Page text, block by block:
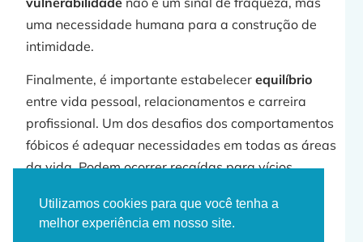
uma necessidade humana para a construção de
intimidade.
Finalmente, é importante estabelecerequilíbrio
entre vida pessoal, relacionamentos e carreira
profissional. Um dos desafios dos comportamentos
fóbicos é adequar necessidades em todas as áreas
da vida. Podem ocorrer recaídas para vícios,
Além de praticar reflexões para não confundir
Utilizamos cookies para que você tenha a
melhor experiência em nosso site.